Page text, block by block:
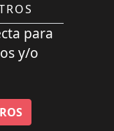
para
y/o